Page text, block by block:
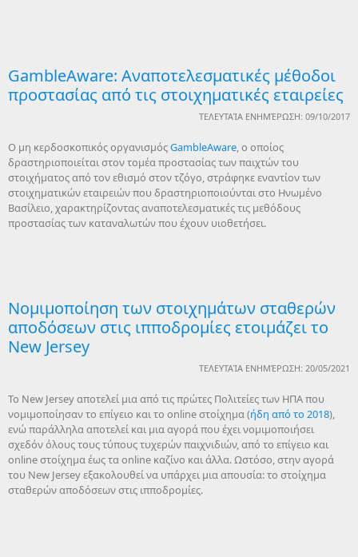
GambleAware: Αναποτελεσματικές μέθοδοι
προστασίας από τις στοιχηματικές εταιρείες
ΤΕΛΕΥΤΑΊΑ ΕΝΗΜΈΡΩΣΗ: 09/10/2017
O μη κερδοσκοπικός οργανισμόςGambleAware, o οποίος
δραστηριοποιείται στον τομέα προστασίας των παιχτών του
στοιχήματος από τον εθισμό στον τζόγο, στράφηκε εναντίον των
στοιχηματικών εταιρειών που δραστηριοποιούνται στο Ηνωμένο
Βασίλειο, χαρακτηρίζοντας αναποτελεσματικές τις μεθόδους
προστασίας των καταναλωτών που έχουν υιοθετήσει.
Νομιμοποίηση των στοιχημάτων σταθερών
αποδόσεων στις ιπποδρομίες ετοιμάζει το
New Jersey
ΤΕΛΕΥΤΑΊΑ ΕΝΗΜΈΡΩΣΗ: 20/05/2021
Το New Jersey αποτελεί μια από τις πρώτες Πολιτείες των ΗΠΑ που
νομιμοποίησαν το επίγειο και το online στοίχημα (ήδη από το 2018),
ενώ παράλληλα αποτελεί και μια αγορά που έχει νομιμοποιήσει
σχεδόν όλους τους τύπους τυχερών παιχνιδιών, από το επίγειο και
online στοίχημα έως τα online καζίνο και άλλα. Ωστόσο, στην αγορά
του New Jersey εξακολουθεί να υπάρχει μια απουσία: το στοίχημα
σταθερών αποδόσεων στις ιπποδρομίες.